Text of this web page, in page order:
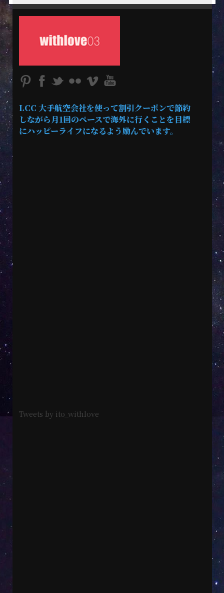
LCC 大手航空会社を使って割引クーポンで節約
しながら月1回のペースで海外に行くことを目標
にハッピーライフになるよう励んでいます。
Tweets by ito_withlove